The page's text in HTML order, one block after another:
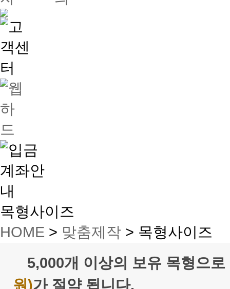
목형사이즈
HOME > 맞춤제작 > 목형사이즈
5,000개 이상의 보유 목형으
원)가 절약됩니다.